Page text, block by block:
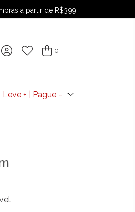
a partir de R$399
a partir de R$399
0
Leve + | Pague –